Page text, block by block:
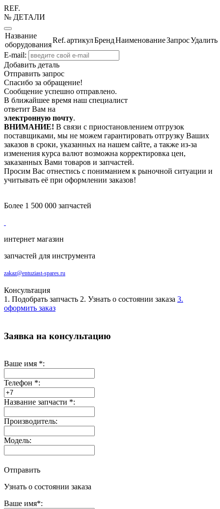
REF.
№ ДЕТАЛИ
Название
оборудования
Ref.артикулБрендНаименованиеЗапросУдалить
E-mail:
Добавить деталь
Отправить запрос
Спасибо за обращение!
Сообщение успешно отправлено.
В ближайшее время наш специалист
ответит Вам на
электронную почту.
ВНИМАНИЕ! В связи с приостановлением отгрузок
поставщиками, мы не можем гарантировать отгрузку Ваших
заказов в сроки, указанных на нашем сайте, а также из-за
изменения курса валют возможна корректировка цен,
заказанных Вами товаров и запчастей.
Просим Вас отнестись с пониманием к рыночной ситуации и
учитывать её при оформлении заказов!
Более 1 500 000 запчастей
интернет магазин
запчастей для инструмента
zakaz@entuziast-spares.ru
Консультация
1. Подобрать запчасть 2. Узнать о состоянии заказа 3.
оформить заказ
Заявка на консультацию
Ваше имя *:
Телефон *:
Название запчасти *:
Производитель:
Модель:
Отправить
Узнать о состоянии заказа
Ваше имя*: